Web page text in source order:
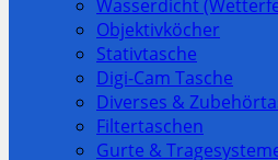
Wasserdicht
Objektivköcher
Stativtasche
Digi-Cam Tasche
Diverses &
Filtertaschen
Gurte &